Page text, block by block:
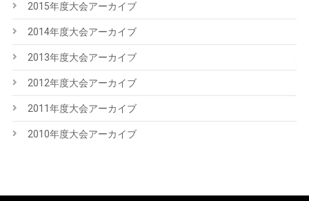
2015年度大会アーカイブ
2014年度大会アーカイブ
2013年度大会アーカイブ
2012年度大会アーカイブ
2011年度大会アーカイブ
2010年度大会アーカイブ